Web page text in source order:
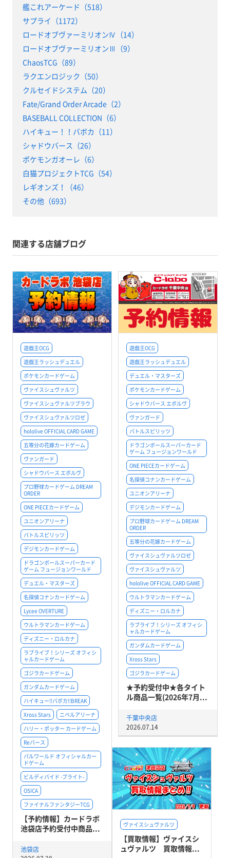
艦これアーケード（518）
サプライ（1172）
ロードオブヴァーミリオンⅣ（14）
ロードオブヴァーミリオンⅢ（9）
ChaosTCG（89）
ラクエンロジック（50）
クルセイドシステム（20）
Fate/Grand Order Arcade（2）
BASEBALL COLLECTION（6）
ハイキュー！！バボカ（11）
シャドウバース（26）
ポケモンガオーレ（6）
白猫プロジェクトTCG（54）
レギオンズ！（46）
その他（693）
関連する店舗ブログ
遊戯王OCG
遊戯王ラッシュデュエル
ポケモンカードゲーム
ヴァイスシュヴァルツ
ヴァイスシュヴァルツブラウ
ヴァイスシュヴァルツロゼ
hololive OFFICIAL CARD GAME
五等分の花嫁カードゲーム
ヴァンガード
シャドウバース エボルヴ
プロ野球カードゲーム DREAM
ORDER
ONE PIECEカードゲーム
ユニオンアリーナ
バトルスピリッツ
デジモンカードゲーム
ドラゴンボールスーパーカード
ゲーム フュージョンワールド
デュエル・マスターズ
名探偵コナンカードゲーム
Lycee OVERTURE
ウルトラマンカードゲーム
ディズニー・ロルカナ
ラブライブ！シリーズ オフィシ
ャルカードゲーム
ゴジラカードゲーム
ガンダムカードゲーム
ハイキュー!!バボカ!!BREAK
Xross Stars
ニベルアリーナ
ハリー・ポッター カードゲーム
Reバース
パルワールド オフィシャルカー
ドゲーム
ビルディバイド -ブライト-
OSICA
ファイナルファンタジーTCG
【予約情報】カードラボ
池袋店予約受付中商品...
池袋店
遊戯王OCG
遊戯王ラッシュデュエル
デュエル・マスターズ
ポケモンカードゲーム
シャドウバース エボルヴ
ヴァンガード
バトルスピリッツ
ドラゴンボールスーパーカード
ゲーム フュージョンワールド
ONE PIECEカードゲーム
名探偵コナンカードゲーム
ユニオンアリーナ
デジモンカードゲーム
プロ野球カードゲーム DREAM
ORDER
五等分の花嫁カードゲーム
ヴァイスシュヴァルツロゼ
ヴァイスシュヴァルツ
hololive OFFICIAL CARD GAME
ウルトラマンカードゲーム
ディズニー・ロルカナ
ラブライブ！シリーズ オフィシ
ャルカードゲーム
ガンダムカードゲーム
Xross Stars
ゴジラカードゲーム
★予約受付中★各タイト
ル商品一覧(2026年7月...
千葉中央店
2026.07.14
ヴァイスシュヴァルツ
【買取情報】ヴァイスシ
ュヴァルツ 買取情報...